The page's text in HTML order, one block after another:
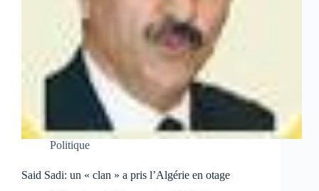
Politique
Said Sadi: un « clan » a pris l’Algérie en otage